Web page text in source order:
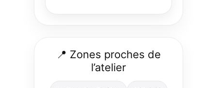
📍 Zones proches de
l’atelier